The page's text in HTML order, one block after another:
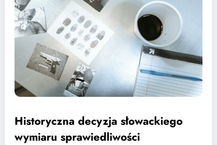
Historyczna decyzja słowackiego
wymiaru sprawiedliwości